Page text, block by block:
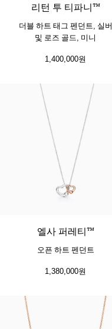
리턴 투 티파니™
더블 하트 태그 펜던트, 실버
및 로즈 골드, 미니
1,400,000원
엘사 퍼레티™
오픈 하트 펜던트
1,380,000원